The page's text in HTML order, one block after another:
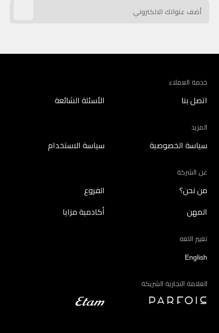
خدمة العملاء
اتصل بنا الأسئلة الشائعة
المزيد
سياسة الخصوصية سياسة الاستخدام
عن الشركة
من نحن؟ الفروع
المهن أكادمية مزايا
تغيير اللغه
English
العلامة التجارية الشريكة